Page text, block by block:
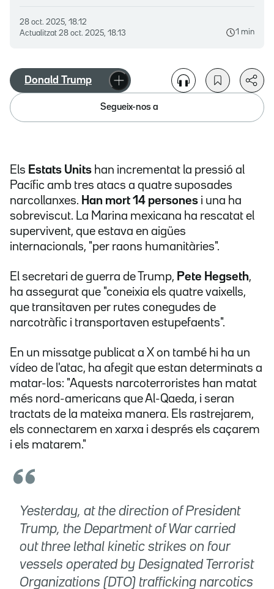
28 oct. 2025, 18.12
Actualitzat 28 oct. 2025, 18.13 1 min
Donald Trump
Segueix-nos a
Els Estats Units han incrementat la pressió al
Pacífic amb tres atacs a quatre suposades
narcollanxes. Han mort 14 persones i una ha
sobreviscut. La Marina mexicana ha rescatat el
supervivent, que estava en aigües
internacionals, "per raons humanitàries".
El secretari de guerra de Trump, Pete Hegseth,
ha assegurat que "coneixia els quatre vaixells,
que transitaven per rutes conegudes de
narcotràfic i transportaven estupefaents".
En un missatge publicat a X on també hi ha un
vídeo de l'atac, ha afegit que estan determinats a
matar-los: "Aquests narcoterroristes han matat
més nord-americans que Al-Qaeda, i seran
tractats de la mateixa manera. Els rastrejarem,
els connectarem en xarxa i després els caçarem
i els matarem."
Yesterday, at the direction of President
Trump, the Department of War carried
out three lethal kinetic strikes on four
vessels operated by Designated Terrorist
Organizations (DTO) trafficking narcotics